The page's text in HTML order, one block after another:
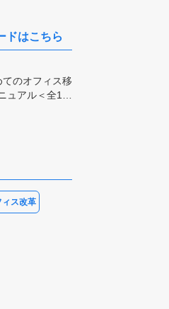
ドはこちら
のオフィス移
ュアル＜全1…
ィス改革